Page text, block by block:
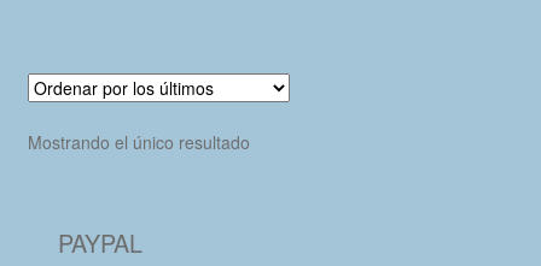
Mostrando el único resultado
PAYPAL